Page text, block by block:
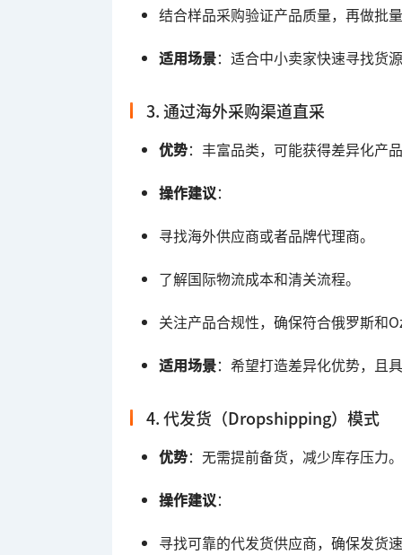
结合样品采购验证产品质量，再做批
适用场景：适合中小卖家快速寻找货
3. 通过海外采购渠道直采
优势：丰富品类，可能获得差异化产
操作建议：
寻找海外供应商或者品牌代理商。
了解国际物流成本和清关流程。
关注产品合规性，确保符合俄罗斯和
适用场景：希望打造差异化优势，且
4. 代发货（Dropshipping）模式
优势：无需提前备货，减少库存压力。
操作建议：
寻找可靠的代发货供应商，确保发货